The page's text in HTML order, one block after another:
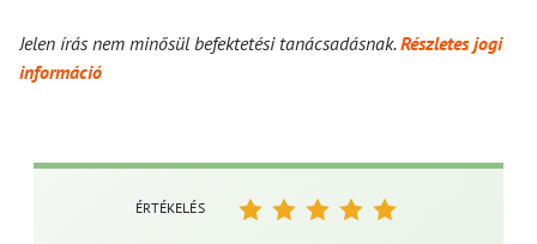
Jelen írás nem minősül befektetési tanácsadásnak.Részletes jogi
információ
ÉRTÉKELÉS